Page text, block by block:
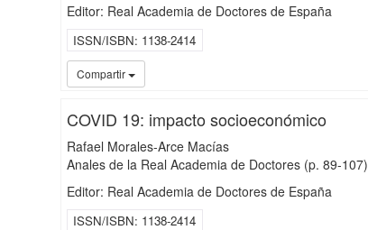
Editor: Real Academia de Doctores de España
ISSN/ISBN 1138-2414
Compartir
COVID 19: impacto socioeconómico
Rafael Morales-Arce Macías
Anales de la Real Academia de Doctores (p. 89-107)
Editor: Real Academia de Doctores de España
ISSN/ISBN 1138-2414